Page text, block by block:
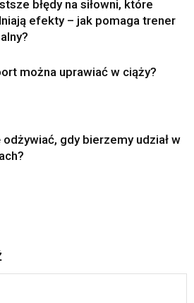
błędy na siłowni, które
efekty – jak pomaga trener
można uprawiać w ciąży?
odżywiać, gdy bierzemy udział w